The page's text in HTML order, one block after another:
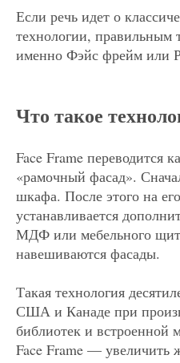
Если речь идет о
технологии, правильным
именно Фэйс фрейм или
Что такое
Face Frame переводится
«рамочный фасад».
шкафа. После этого на
устанавливается
МДФ или мебельного
навешиваются фасады.
Такая технология
США и Канаде при
библиотек и встроенной
Face Frame — увеличить